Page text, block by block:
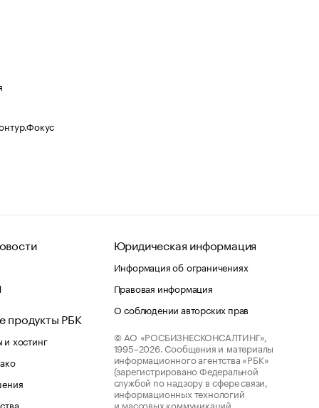
продукты РБК
хостинг
Юридическая информация
Информация об ограничениях
Правовая информация
О соблюдении авторских прав
© АО «РОСБИЗНЕСКОНСАЛТИНГ»,
1995–2026. Сообщения и материалы
информационного агентства «РБК»
(зарегистрировано Федеральной
службой по надзору в сфере связи,
информационных технологий
и массовых коммуникаций